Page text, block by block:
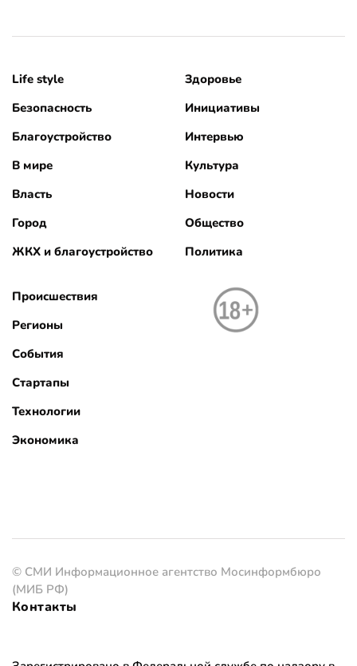
Life style
Безопасность
Благоустройство
В мире
Власть
Город
ЖКХ и благоустройство
Здоровье
Инициативы
Интервью
Культура
Новости
Общество
Политика
Происшествия
Регионы
События
Стартапы
Технологии
Экономика
© СМИ Информационное агентство Мосинформбюро
(МИБ РФ)
Контакты